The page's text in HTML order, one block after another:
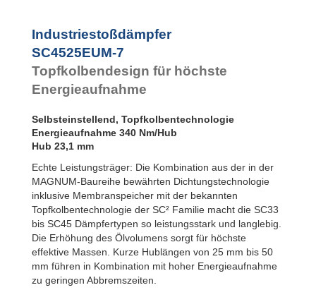
Industriestoßdämpfer
SC4525EUM-7
Topfkolbendesign für höchste
Energieaufnahme
Selbsteinstellend, Topfkolbentechnologie
Energieaufnahme 340 Nm/Hub
Hub 23,1 mm
Echte Leistungsträger: Die Kombination aus der in der
MAGNUM-Baureihe bewährten Dichtungstechnologie
inklusive Membranspeicher mit der bekannten
Topfkolbentechnologie der SC² Familie macht die SC33
bis SC45 Dämpfertypen so leistungsstark und langlebig.
Die Erhöhung des Ölvolumens sorgt für höchste
effektive Massen. Kurze Hublängen von 25 mm bis 50
mm führen in Kombination mit hoher Energieaufnahme
zu geringen Abbremszeiten.